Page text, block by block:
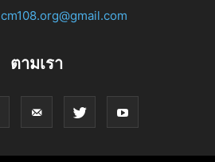
cm108.org@gmail.com
ตามเรา